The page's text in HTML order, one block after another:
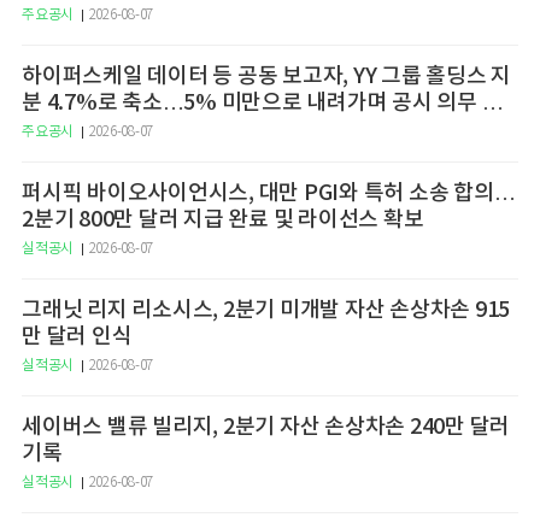
주요공시 2026-08-07
하이퍼스케일 데이터 등 공동 보고자, YY 그룹 홀딩스 지
분 4.7%로 축소…5% 미만으로 내려가며 공시 의무 종
료
주요공시 2026-08-07
퍼시픽 바이오사이언시스, 대만 PGI와 특허 소송 합의…
2분기 800만 달러 지급 완료 및 라이선스 확보
실적공시 2026-08-07
그래닛 리지 리소시스, 2분기 미개발 자산 손상차손 915
만 달러 인식
실적공시 2026-08-07
세이버스 밸류 빌리지, 2분기 자산 손상차손 240만 달러
기록
실적공시 2026-08-07